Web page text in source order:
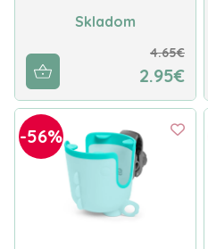
Skladom
4.65€
2.95€
-56%